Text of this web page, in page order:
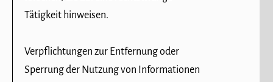
Tätigkeit hinweisen.
Verpflichtungen zur Entfernung oder
Sperrung der Nutzung von Informationen